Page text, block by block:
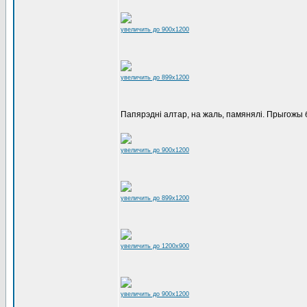
увеличить до 900x1200
увеличить до 899x1200
Папярэдні алтар, на жаль, памянялі. Прыгожы
увеличить до 900x1200
увеличить до 899x1200
увеличить до 1200x900
увеличить до 900x1200